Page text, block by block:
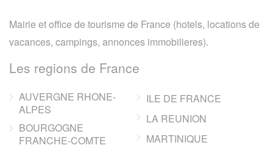
Mairie et office de tourisme de France (hotels, locations de
vacances, campings, annonces immobilieres).
Les regions de France
AUVERGNE RHONE-
ALPES
BOURGOGNE
FRANCHE-COMTE
ILE DE FRANCE
LA REUNION
MARTINIQUE